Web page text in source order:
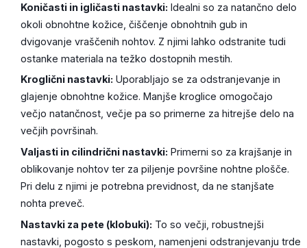
Koničasti in igličasti nastavki: Idealni so za natančno delo
okoli obnohtne kožice, čiščenje obnohtnih gub in
dvigovanje vraščenih nohtov. Z njimi lahko odstranite tudi
ostanke materiala na težko dostopnih mestih.
Kroglični nastavki: Uporabljajo se za odstranjevanje in
glajenje obnohtne kožice. Manjše kroglice omogočajo
večjo natančnost, večje pa so primerne za hitrejše delo na
večjih površinah.
Valjasti in cilindrični nastavki: Primerni so za krajšanje in
oblikovanje nohtov ter za piljenje površine nohtne plošče.
Pri delu z njimi je potrebna previdnost, da ne stanjšate
nohta preveč.
Nastavki za pete (klobuki): To so večji, robustnejši
nastavki, pogosto s peskom, namenjeni odstranjevanju trde